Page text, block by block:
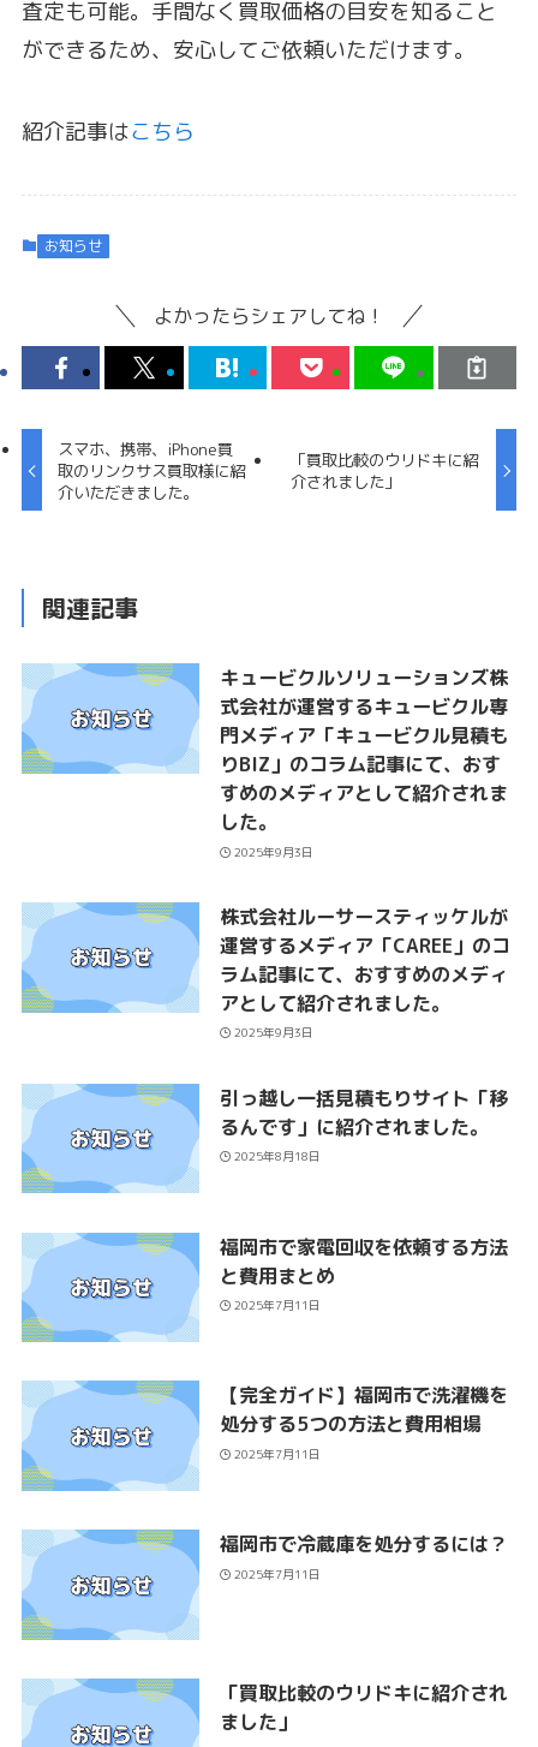
査定も可能。 手間なく買取価格の目安を知ること
ができるため、 安心してご依頼いただけます。
紹介記事はこちら
お知らせ
よかったらシェアしてね！
スマホ、携帯、iPhone買
取のリンクサス買取様に紹
介いただきました。
「買取比較のウリドキに紹
介されました」
関連記事
キュービクルソリューションズ株
式会社が運営するキュービクル専
門メディア「キュービクル見積も
りBIZ」のコラム記事にて、おす
すめのメディアとして紹介されま
した。
2025年9月3日
株式会社ルーサースティッケルが
運営するメディア「CAREE」のコ
ラム記事にて、おすすめのメディ
アとして紹介されました。
2025年9月3日
引っ越し一括見積もりサイト「移
るんです」に紹介されました。
2025年8月18日
福岡市で家電回収を依頼する方法
と費用まとめ
2025年7月11日
【完全ガイド】福岡市で洗濯機を
処分する5つの方法と費用相場
2025年7月11日
福岡市で冷蔵庫を処分するには？
2025年7月11日
「買取比較のウリドキに紹介され
ました」